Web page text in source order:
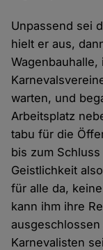
Unpassend sei
hielt er aus,
warten, und
Arbeitsplatz
tabu für die
bis zum
Geistlichkeit
für alle da,
kann ihm ihre
Karnevalisten